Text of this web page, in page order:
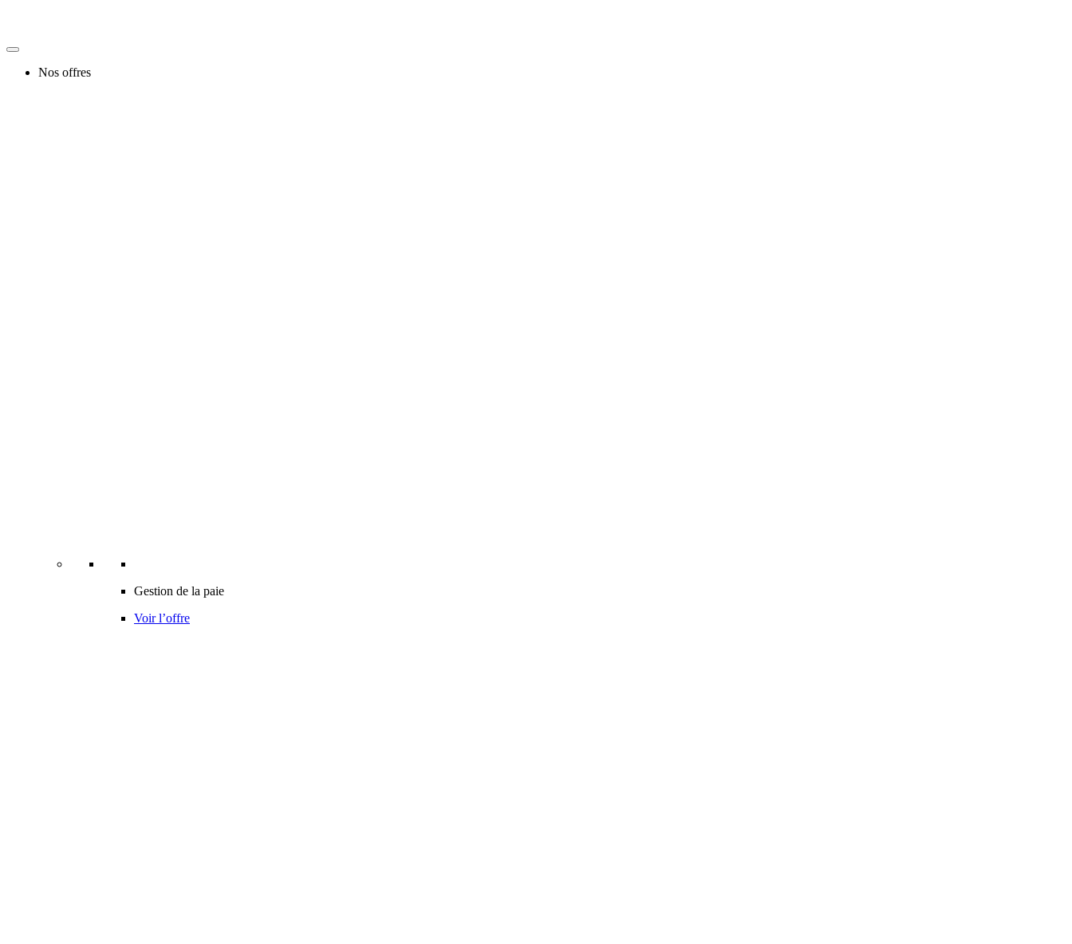
Nos offres
Gestion de la paie
Voir l’offre